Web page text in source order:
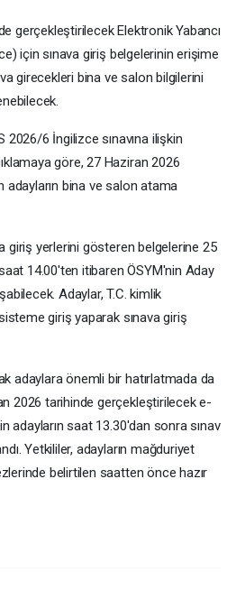
gerçekleştirilecek Elektronik Yabancı
için sınava giriş belgelerinin erişime
girecekleri bina ve salon bilgilerini
2026/6 İngilizce sınavına ilişkin
göre, 27 Haziran 2026
adayların bina ve salon atama
giriş yerlerini gösteren belgelerine 25
14.00'ten itibaren ÖSYM'nin Aday
Adaylar, T.C. kimlik
giriş yaparak sınava giriş
adaylara önemli bir hatırlatmada da
2026 tarihinde gerçekleştirilecek e-
adayların saat 13.30'dan sonra sınav
Yetkililer, adayların mağduriyet
belirtilen saatten önce hazır